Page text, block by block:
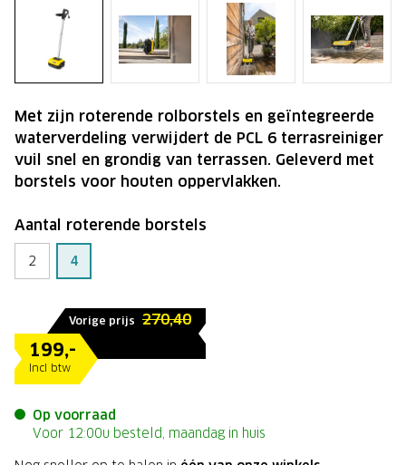
Aantal roterende borstels
2 4
Vorige prijs 270,40
199,-
Incl btw
Op voorraad
Voor 12:00u besteld, maandag in huis
Met zijn roterende rolborstels en geïntegreerde
waterverdeling verwijdert de PCL 6 terrasreiniger
vuil snel en grondig van terrassen. Geleverd met
borstels voor houten oppervlakken.